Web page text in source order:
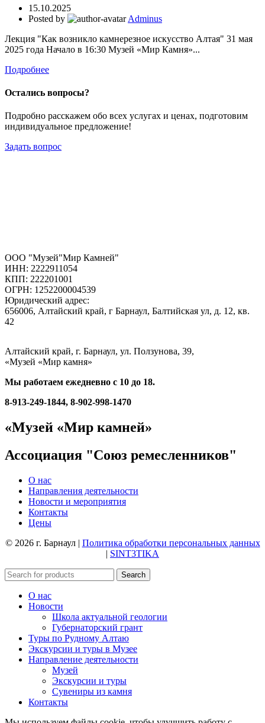
15.10.2025
Posted by
Adminus
Лекция "Как возникло камнерезное искусство Алтая" 31 мая
2025 года Начало в 16:30 Музей «Мир Камня»...
Подробнее
Остались вопросы?
Подробно расскажем обо всех услугах и ценах, подготовим
индивидуальное предложение!
Задать вопрос
ООО "Музей"Мир Камней"
ИНН: 2222911054
КПП: 222201001
ОГРН: 1252200004539
Юридический адрес:
656006, Алтайский край, г Барнаул, Балтийская ул, д. 12, кв.
42
Алтайский край, г. Барнаул, ул. Ползунова, 39,
«Музей «Мир камня»
Мы работаем ежедневно с 10 до 18.
8-913-249-1844, 8-902-998-1470
«Музей «Мир камней»
Ассоциация "Союз ремесленников"
О нас
Направления деятельности
Новости и мероприятия
Контакты
Цены
© 2026 г. Барнаул | Политика обработки персональных данных
| SINT3TIKA
Search
О нас
Новости
Школа актуальной геологии
Губернаторский грант
Туры по Рудному Алтаю
Экскурсии и туры в Музее
Направление деятельности
Музей
Экскурсии и туры
Сувениры из камня
Контакты